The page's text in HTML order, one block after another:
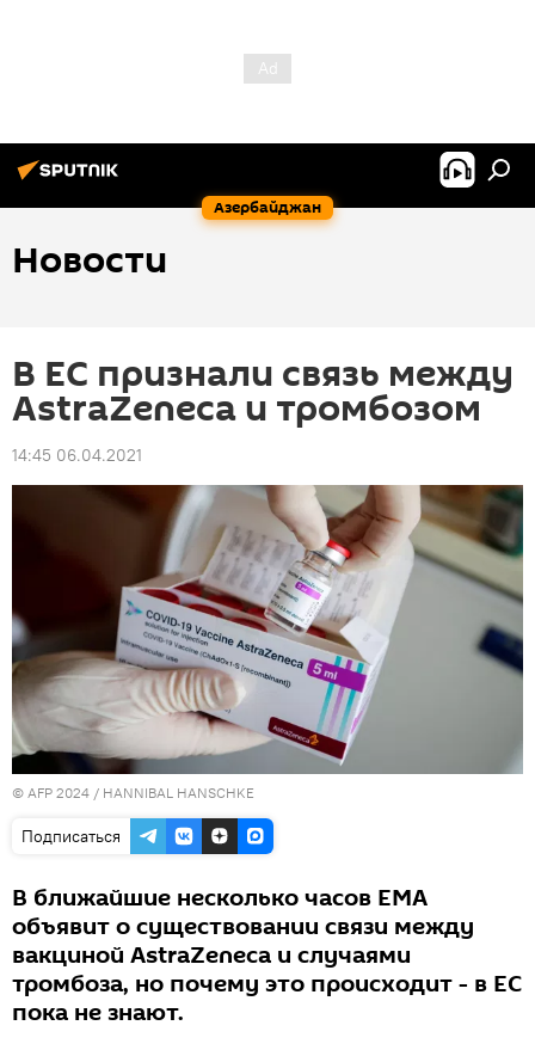
Азербайджан
Новости
В ЕС признали связь между
AstraZeneca и тромбозом
14:45 06.04.2021
© AFP 2024 / HANNIBAL HANSCHKE
Подписаться
В ближайшие несколько часов ЕМА
объявит о существовании связи между
вакциной AstraZeneca и случаями
тромбоза, но почему это происходит - в ЕС
пока не знают.